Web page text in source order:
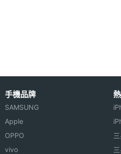
◎ 1,200 萬畫素主相機、800
◎ 4G、Wi-Fi、藍牙 4.2
◎ IP68 防水防塵等級
◎ 人臉解鎖
◎ 採用 USB Type-C 規格
顯示螢幕
主螢幕
解析度
手機品牌
SAMSUNG
Apple
OPPO
vivo